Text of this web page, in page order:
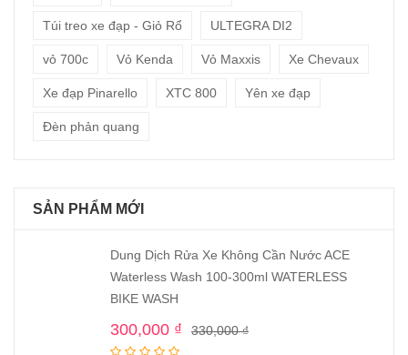
Túi treo xe đạp - Giỏ Rổ ULTEGRA DI2
vỏ 700c Vỏ Kenda Vỏ Maxxis Xe Chevaux
Xe đạp Pinarello XTC 800 Yên xe đạp
Đèn phản quang
SẢN PHẨM MỚI
Dung Dịch Rửa Xe Không Cần Nước ACE
Waterless Wash 100-300ml WATERLESS
BIKE WASH
330,000₫
300,000 ₫